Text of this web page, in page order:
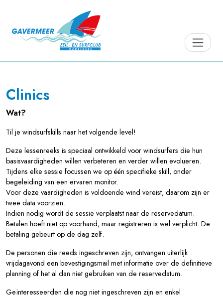
Clinics
Wat?
Til je windsurfskills naar het volgende level!
Deze lessenreeks is speciaal ontwikkeld voor windsurfers die hun
basisvaardigheden willen verbeteren en verder willen evolueren.
Tijdens elke sessie focussen we op één specifieke skill, onder
begeleiding van een ervaren monitor.
Voor deze vaardigheden is voldoende wind vereist, daarom zijn er
twee data voorzien.
Indien nodig wordt de sessie verplaatst naar de reservedatum.
Betalen hoeft niet op voorhand, maar registreren is wel verplicht. De
betaling gebeurt op de dag zelf.
De personen die reeds ingeschreven zijn, ontvangen uiterlijk
vrijdagavond een bevestigingsmail met informatie over de definitieve
planning of het al dan niet gebruiken van de reservedatum.
Geïnteresseerden die nog niet ingeschreven zijn en enkel